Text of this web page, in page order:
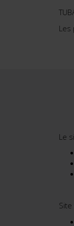
Les
Le